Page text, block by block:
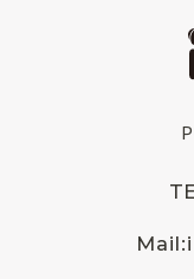
Mail: